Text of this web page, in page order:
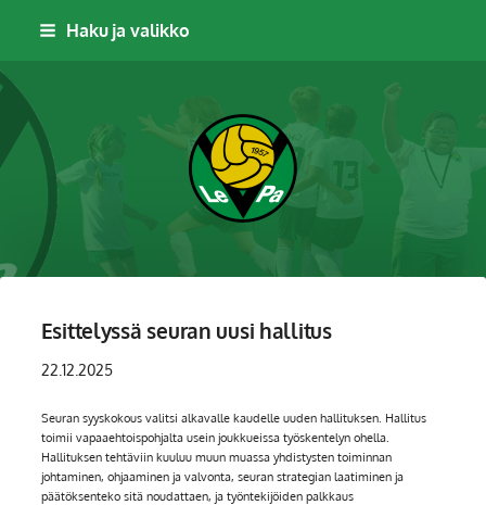
Haku ja valikko
Leppävaaran Pallo
Esittelyssä seuran uusi hallitus
22.12.2025
Seuran syyskokous valitsi alkavalle kaudelle uuden hallituksen. Hallitus
toimii vapaaehtoispohjalta usein joukkueissa työskentelyn ohella.
Hallituksen tehtäviin kuuluu muun muassa yhdistysten toiminnan
johtaminen, ohjaaminen ja valvonta, seuran strategian laatiminen ja
päätöksenteko sitä noudattaen, ja työntekijöiden palkkaus